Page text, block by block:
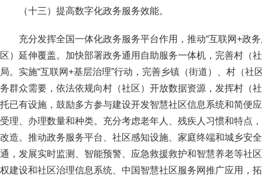
（十三）提高数字化政务服务效能。
充分发挥全国一体化政务服务平台作用，推动“互联网+政
区）延伸覆盖。加快部署政务通用自助服务一体机，完善村（
局。实施“互联网+基层治理”行动，完善乡镇（街道）、村（社
务群众需要，依法依规向村（社区）开放数据资源，发挥村（
托已有设施，鼓励多方参与建设开发智慧社区信息系统和简便
受理、办理数量和种类。充分考虑老年人、残疾人习惯和特点
改造。推动政务服务平台、社区感知设施、家庭终端和城乡安
通，发展实时监测、智能预警、应急救援救护和智慧养老等社
权建设和社区治理信息系统、中国智慧社区服务网推广应用，